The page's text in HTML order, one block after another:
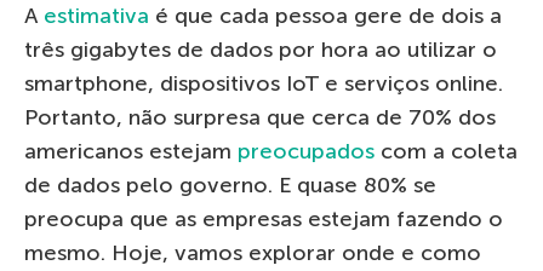
A estimativa é que cada pessoa gere de dois a
três gigabytes de dados por hora ao utilizar o
smartphone, dispositivos IoT e serviços online.
Portanto, não surpresa que cerca de 70% dos
americanos estejam preocupados com a coleta
de dados pelo governo. E quase 80% se
preocupa que as empresas estejam fazendo o
mesmo. Hoje, vamos explorar onde e como